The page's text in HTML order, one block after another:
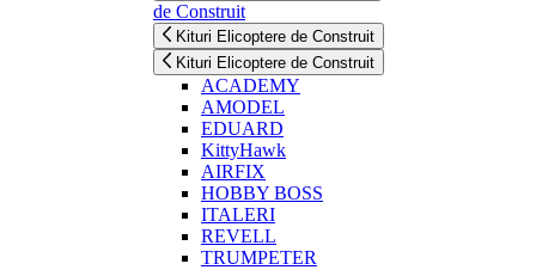
de Construit
Kituri Elicoptere de Construit
Kituri Elicoptere de Construit
ACADEMY
AMODEL
EDUARD
KittyHawk
AIRFIX
HOBBY BOSS
ITALERI
REVELL
TRUMPETER